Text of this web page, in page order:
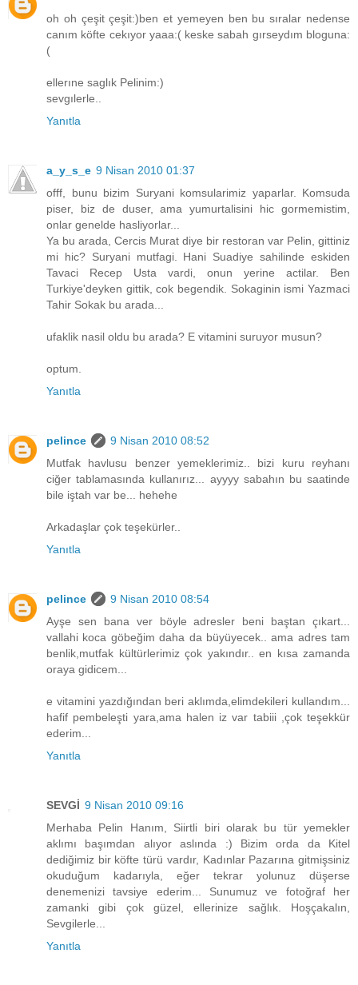
oh oh çeşit çeşit:)ben et yemeyen ben bu sıralar nedense
canım köfte cekıyor yaaa:( keske sabah gırseydım bloguna:
(
ellerıne saglık Pelinim:)
sevgılerle..
Yanıtla
a_y_s_e 9 Nisan 2010 01:37
offf, bunu bizim Suryani komsularimiz yaparlar. Komsuda
piser, biz de duser, ama yumurtalisini hic gormemistim,
onlar genelde hasliyorlar...
Ya bu arada, Cercis Murat diye bir restoran var Pelin, gittiniz
mi hic? Suryani mutfagi. Hani Suadiye sahilinde eskiden
Tavaci Recep Usta vardi, onun yerine actilar. Ben
Turkiye'deyken gittik, cok begendik. Sokaginin ismi Yazmaci
Tahir Sokak bu arada...
ufaklik nasil oldu bu arada? E vitamini suruyor musun?
optum.
Yanıtla
pelince
9 Nisan 2010 08:52
Mutfak havlusu benzer yemeklerimiz.. bizi kuru reyhanı
ciğer tablamasında kullanırız... ayyyy sabahın bu saatinde
bile iştah var be... hehehe
Arkadaşlar çok teşekürler..
Yanıtla
pelince
9 Nisan 2010 08:54
Ayşe sen bana ver böyle adresler beni baştan çıkart...
vallahi koca göbeğim daha da büyüyecek.. ama adres tam
benlik,mutfak kültürlerimiz çok yakındır.. en kısa zamanda
oraya gidicem...
e vitamini yazdığından beri aklımda,elimdekileri kullandım...
hafif pembeleşti yara,ama halen iz var tabiii ,çok teşekkür
ederim...
Yanıtla
SEVGİ 9 Nisan 2010 09:16
Merhaba Pelin Hanım, Siirtli biri olarak bu tür yemekler
aklımı başımdan alıyor aslında :) Bizim orda da Kitel
dediğimiz bir köfte türü vardır, Kadınlar Pazarına gitmişsiniz
okuduğum kadarıyla, eğer tekrar yolunuz düşerse
denemenizi tavsiye ederim... Sunumuz ve fotoğraf her
zamanki gibi çok güzel, ellerinize sağlık. Hoşçakalın,
Sevgilerle...
Yanıtla